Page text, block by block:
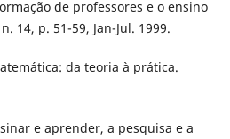
de professores e o ensino
14, p. 51-59, Jan-Jul. 1999.
da teoria à prática.
e aprender, a pesquisa e a